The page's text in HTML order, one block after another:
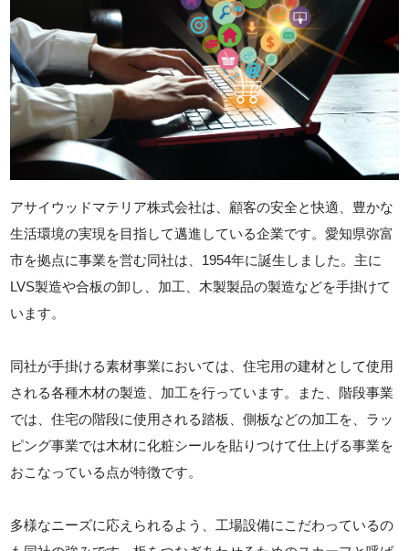
アサイウッドマテリア株式会社は、顧客の安全と快適、豊かな
生活環境の実現を目指して邁進している企業です。愛知県弥富
市を拠点に事業を営む同社は、1954年に誕生しました。主に
LVS製造や合板の卸し、加工、木製製品の製造などを手掛けて
います。
同社が手掛ける素材事業においては、住宅用の建材として使用
される各種木材の製造、加工を行っています。また、階段事業
では、住宅の階段に使用される踏板、側板などの加工を、ラッ
ピング事業では木材に化粧シールを貼りつけて仕上げる事業を
おこなっている点が特徴です。
多様なニーズに応えられるよう、工場設備にこだわっているの